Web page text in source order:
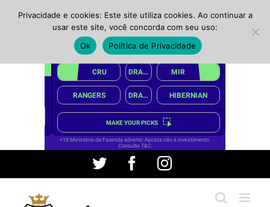
conteúdo
Twitter FacebookInstagram
Privacidade e cookies: Este site utiliza cookies. Ao continuar a
usar este site, você concorda com seu uso:
Ok
Política de Privacidade